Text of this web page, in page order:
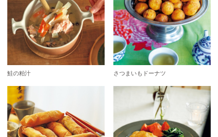
鮭の粕汁 さつまいもドーナツ